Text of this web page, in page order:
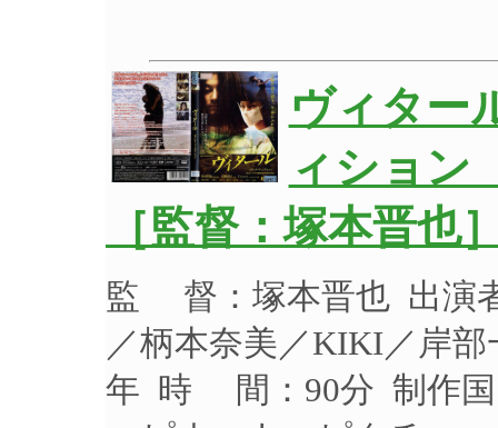
ヴィター
ィショ
［監督：塚本晋也
監 督：塚本晋也 出演
／柄本奈美／KIKI／岸
年 時 間：90分 制作国